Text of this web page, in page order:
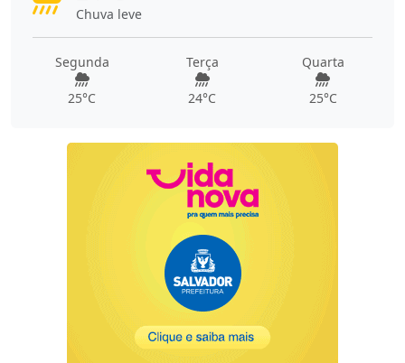
Chuva leve
Segunda
25°C
Terça
24°C
Quarta
25°C